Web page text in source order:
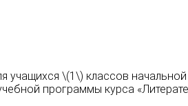
учащихся \(1\) классов
программы курса